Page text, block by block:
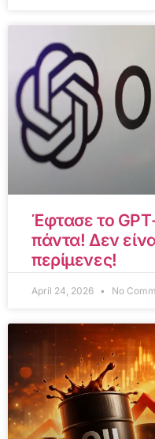
Έφτασε το
πάντα! Δεν
περίμενες!
April 24, 2026 No